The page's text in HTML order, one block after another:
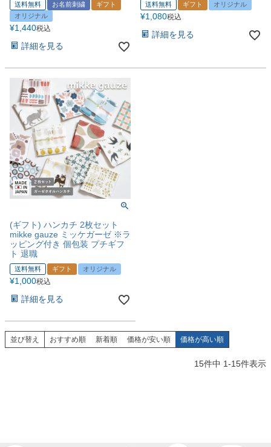
送料無料 お名前刺繍
ギフト
オリジナル
¥1,440税込
詳細を見る
送料無料 ギフト オリジナル
¥1,080税込
詳細を見る
(ギフト) ハンカチ 2枚セット
mikke gauze ミッケガーゼ ※ラ
ッピング付き 個包装 プチギフ
ト 退職
送料無料 ギフト オリジナル
¥1,000税込
詳細を見る
並び替え おすすめ順 新着順 価格が安い順 価格が高い順
15件中 1-15件表示